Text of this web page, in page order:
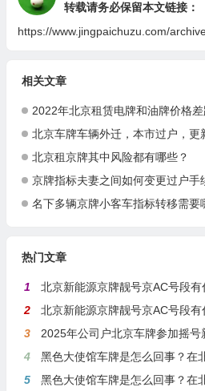
转载请务必保留本文链接：
https://www.jingpaichuzu.com/
相关文章
2022年北京租赁电牌和油牌价格差
北京车牌车辆外迁，本市过户，更
北京租京牌其中风险都有哪些？
京牌指标夫妻之间如何变更过户手
名下多辆京牌小客车指标转移需要
热门文章
1
北京新能源京牌靓号京AC号段有
2
北京新能源京牌靓号京AC号段有
3
2025年公司户北京车牌参加摇号
4
黑色大使馆车牌是怎么回事？在
5
黑色大使馆车牌是怎么回事？在